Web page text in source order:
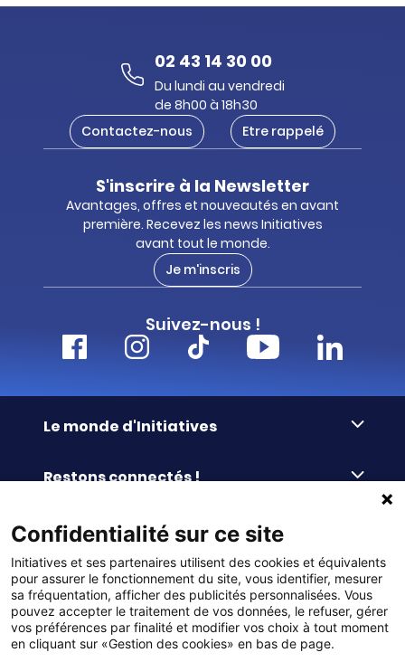
02 43 14 30 00
Du lundi au vendredi
de 8h00 à 18h30
Contactez-nous
Etre rappelé
S'inscrire à la Newsletter
Avantages, offres et nouveautés en avant
première. Recevez les news Initiatives
avant tout le monde.
Je m'inscris
Suivez-nous !
Le monde d'Initiatives
Le Fond’Actions Initiatives
Enquête de satisfaction
Restons connectés !
Le blog
La newsletter
Commander facilement
Commande par référence
Catalogues à télécharger
Panier
La livraison
Services & FAQ
Reprise des invendus
Paiement différé sans frais
Liens pratiques
Confidentialité sur ce site
Initiatives et ses partenaires utilisent des cookies et équivalents
pour assurer le fonctionnement du site, vous identifier, mesurer
sa fréquentation, afficher des publicités personnalisées. Vous
pouvez accepter le traitement de vos données, le refuser, gérer
vos préférences par finalité et modifier vos choix à tout moment
en cliquant sur «Gestion des cookies» en bas de page.